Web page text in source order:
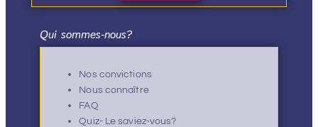
Qui sommes-nous?
Nos convictions
Nous connaître
FAQ
Quiz- Le saviez-vous?